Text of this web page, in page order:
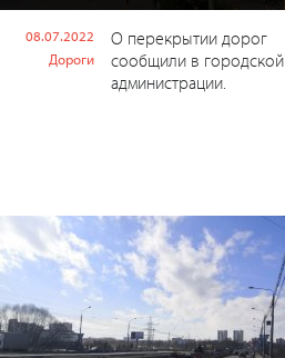
08.07.2022
Дороги
О перекрытии дорог
сообщили в городской
администрации.